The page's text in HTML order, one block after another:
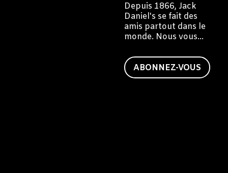
Depuis 1866, Jack
Daniel's se fait des
amis partout dans le
monde. Nous vous
vous aussi un ami de
Jack.ABONNEZ-VOUS